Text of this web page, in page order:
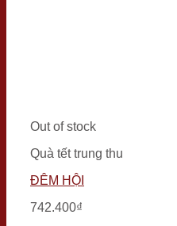
Out of stock
Quà tết trung thu
ĐÊM HỘI
742.400₫